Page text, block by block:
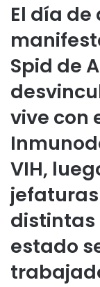
El día
Spid de
vive con
VIH,
distintas
estado